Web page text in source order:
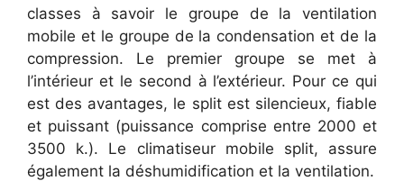
classes à savoir le groupe de la ventilation
mobile et le groupe de la condensation et de la
compression. Le premier groupe se met à
l’intérieur et le second à l’extérieur. Pour ce qui
est des avantages, le split est silencieux, fiable
et puissant (puissance comprise entre 2000 et
3500 k.). Le climatiseur mobile split, assure
également la déshumidification et la ventilation.